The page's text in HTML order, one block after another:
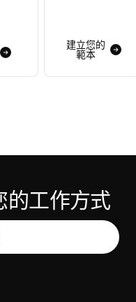
建立您的
範本
的工作方式